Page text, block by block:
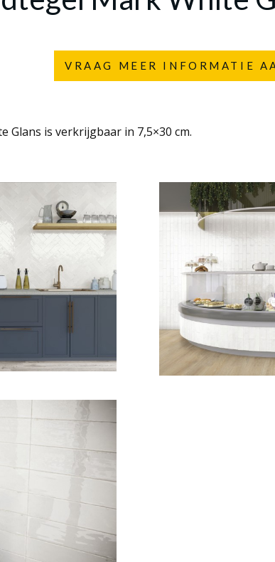
VRAAG MEER INFORMATIE
Glans is verkrijgbaar in 7,5×30 cm.